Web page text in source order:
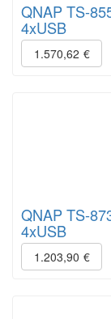
QNAP TS-
4xUSB
1.570,62 €
QNAP TS-
4xUSB
1.203,90 €